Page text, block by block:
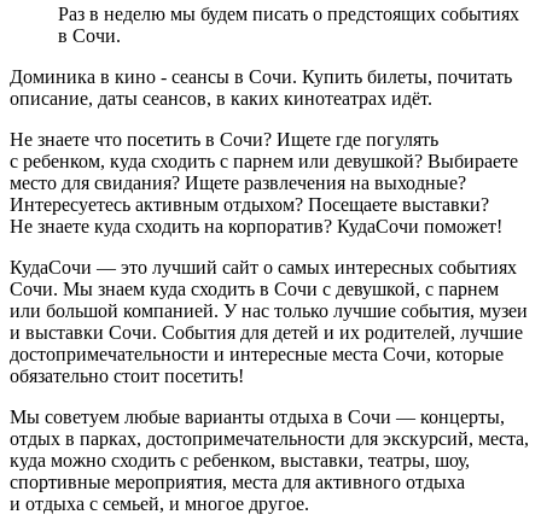
Раз в неделю мы будем писать о предстоящих событиях
в Сочи.
Доминика в кино - сеансы в Сочи. Купить билеты, почитать
описание, даты сеансов, в каких кинотеатрах идёт.
Не знаете что посетить в Сочи? Ищете где погулять
с ребенком, куда сходить с парнем или девушкой? Выбираете
место для свидания? Ищете развлечения на выходные?
Интересуетесь активным отдыхом? Посещаете выставки?
Не знаете куда сходить на корпоратив? КудаСочи поможет!
КудаСочи — это лучший сайт о самых интересных событиях
Сочи. Мы знаем куда сходить в Сочи с девушкой, с парнем
или большой компанией. У нас только лучшие события, музеи
и выставки Сочи. События для детей и их родителей, лучшие
достопримечательности и интересные места Сочи, которые
обязательно стоит посетить!
Мы советуем любые варианты отдыха в Сочи — концерты,
отдых в парках, достопримечательности для экскурсий, места,
куда можно сходить с ребенком, выставки, театры, шоу,
спортивные мероприятия, места для активного отдыха
и отдыха с семьей, и многое другое.